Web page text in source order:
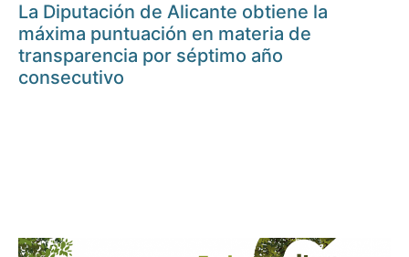
La Diputación de Alicante obtiene la
máxima puntuación en materia de
transparencia por séptimo año
consecutivo